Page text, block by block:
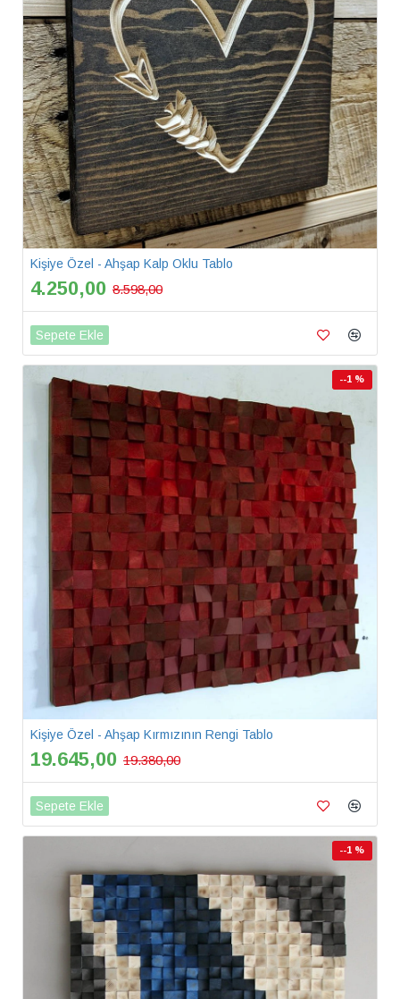
Kişiye Özel - Ahşap Kalp Oklu Tablo
4.250,00 8.598,00
Sepete Ekle
--1 %
Kişiye Özel - Ahşap Kırmızının Rengi Tablo
19.645,00 19.380,00
Sepete Ekle
--1 %